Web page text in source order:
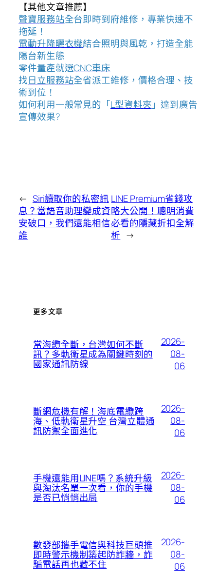
【其他文章推薦】
聲寶服務站全台即時到府維修，專業快速不
拖延！
電動升降曬衣機結合照明與風乾，打造全能
陽台新生態
零件量產就選CNC車床
找日立服務站全省派工維修，價格合理、技
術到位！
如何利用一般常見的「L型資料夾」達到廣告
宣傳效果?
← Siri讀取你的私密訊
息？當語音助理變成資
安破口，我們還能相信
誰
LINE Premium省錢攻
略大公開！聰明消費
必看的隱藏折扣全解
析 →
更多文章
當海纜全斷，台灣如何不斷
訊？多軌衛星成為關鍵時刻的
國家通訊防線
2026-
08-
06
斷網危機有解！海底電纜跨
海、低軌衛星升空 台灣立體通
訊防禦全面進化
2026-
08-
06
手機還能用LINE嗎？系統升級
與淘汰名單一次看，你的手機
是否已悄悄出局
2026-
08-
06
數發部攜手電信與科技巨頭推
即時警示機制築起防詐牆，詐
騙電話再也藏不住
2026-
08-
06